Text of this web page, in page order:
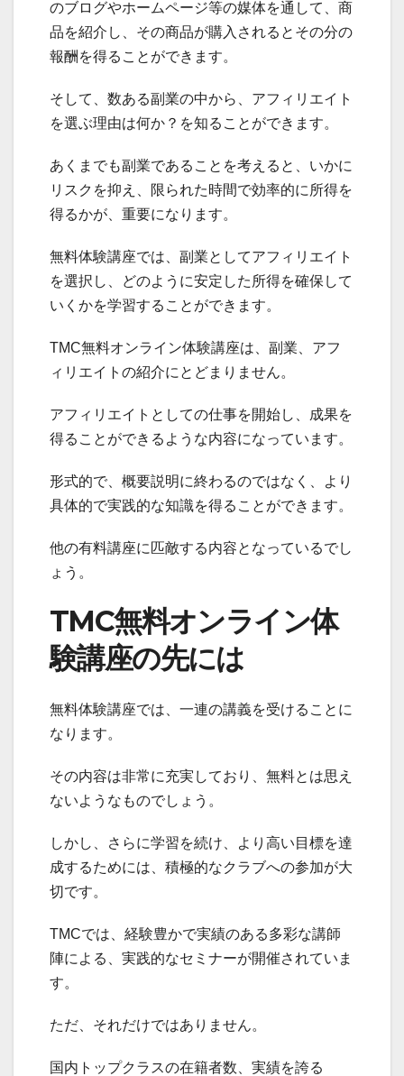
のブログやホームページ等の媒体を通して、商
品を紹介し、その商品が購入されるとその分の
報酬を得ることができます。
そして、数ある副業の中から、アフィリエイト
を選ぶ理由は何か？を知ることができます。
あくまでも副業であることを考えると、いかに
リスクを抑え、限られた時間で効率的に所得を
得るかが、重要になります。
無料体験講座では、副業としてアフィリエイト
を選択し、どのように安定した所得を確保して
いくかを学習することができます。
TMC無料オンライン体験講座は、副業、アフ
ィリエイトの紹介にとどまりません。
アフィリエイトとしての仕事を開始し、成果を
得ることができるような内容になっています。
形式的で、概要説明に終わるのではなく、より
具体的で実践的な知識を得ることができます。
他の有料講座に匹敵する内容となっているでし
ょう。
TMC無料オンライン体
験講座の先には
無料体験講座では、一連の講義を受けることに
なります。
その内容は非常に充実しており、無料とは思え
ないようなものでしょう。
しかし、さらに学習を続け、より高い目標を達
成するためには、積極的なクラブへの参加が大
切です。
TMCでは、経験豊かで実績のある多彩な講師
陣による、実践的なセミナーが開催されていま
す。
ただ、それだけではありません。
国内トップクラスの在籍者数、実績を誇る